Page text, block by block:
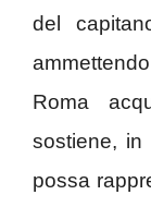
del
Roma
sostiene, in
possa